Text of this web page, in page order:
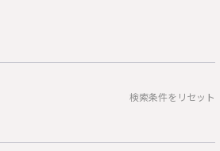
検索条件をリセット